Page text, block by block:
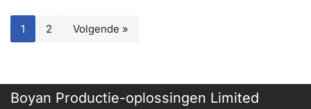
1 2 Volgende »
Boyan Productie-oplossingen Limited